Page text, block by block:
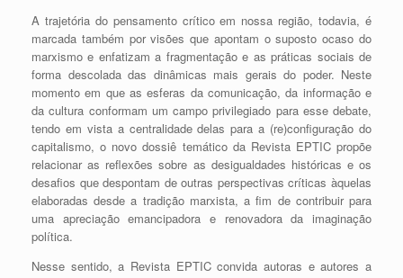
A trajetória do pensamento crítico em nossa região, todavia, é
marcada também por visões que apontam o suposto ocaso do
marxismo e enfatizam a fragmentação e as práticas sociais de
forma descolada das dinâmicas mais gerais do poder. Neste
momento em que as esferas da comunicação, da informação e
da cultura conformam um campo privilegiado para esse debate,
tendo em vista a centralidade delas para a (re)configuração do
capitalismo, o novo dossiê temático da Revista EPTIC propõe
relacionar as reflexões sobre as desigualdades históricas e os
desafios que despontam de outras perspectivas críticas àquelas
elaboradas desde a tradição marxista, a fim de contribuir para
uma apreciação emancipadora e renovadora da imaginação
política.
Nesse sentido, a Revista EPTIC convida autoras e autores a